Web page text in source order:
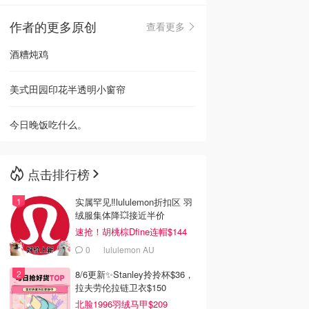
🇳🇿新西兰
作者的更多原创
查看更多
酒糟炖鸡
美式田园印花半透明小窗帘
今日晚饭吃什么。
点击排行榜
实属罕见‼️lululemon折扣区 羽
绒服集体降💥接近半价
速抢！胡桃棕Dfine连帽$144
0 lululemon AU
8/6更新✨Stanley拎拎杯$36，
拉夫劳伦拉链卫衣$150
北脸1996羽绒马甲$209